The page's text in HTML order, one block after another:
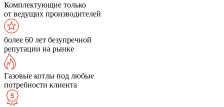
Комплектующие только
от ведущих производителей
более 60 лет безупречной
репутации на рынке
Газовые котлы под любые
потребности клиента